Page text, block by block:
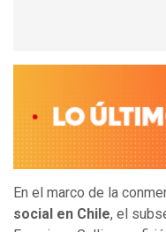
En el marco de la
social en Chile, el